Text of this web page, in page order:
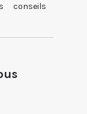
conseils